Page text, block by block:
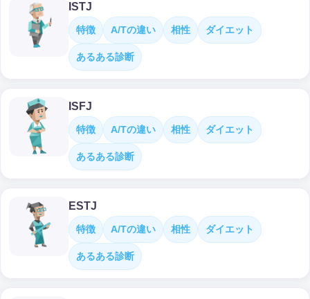
ISTJ
特徴 A/Tの違い 相性 ダイエット
あるある診断
ISFJ
特徴 A/Tの違い 相性 ダイエット
あるある診断
ESTJ
特徴 A/Tの違い 相性 ダイエット
あるある診断